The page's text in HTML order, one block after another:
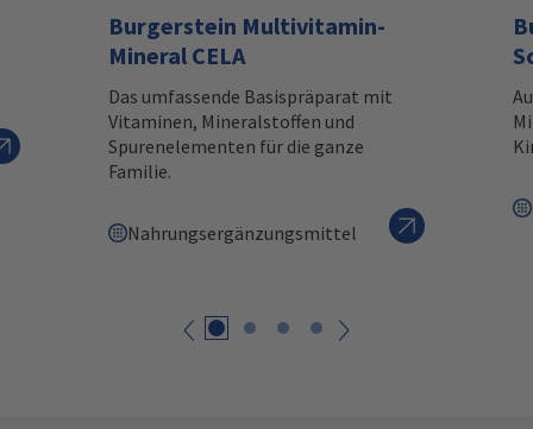
Burgerstein Multivitamin-
Mineral CELA
Das umfassende Basispräparat mit
Vitaminen, Mineralstoffen und
Spurenelementen für die ganze
Familie.
Nahrungsergänzungsmittel